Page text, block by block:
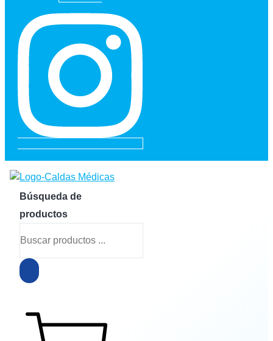
Búsqueda de
productos